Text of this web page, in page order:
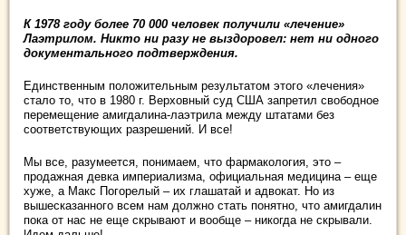
К 1978 году более 70 000 человек получили «лечение»
Лаэтрилом. Никто ни разу не выздоровел: нет ни одного
документального подтверждения.
Единственным положительным результатом этого «лечения»
стало то, что в 1980 г. Верховный суд США запретил свободное
перемещение амигдалина-лаэтрила между штатами без
соответствующих разрешений. И все!
Мы все, разумеется, понимаем, что фармакология, это –
продажная девка империализма, официальная медицина – еще
хуже, а Макс Погорелый – их глашатай и адвокат. Но из
вышесказанного всем нам должно стать понятно, что амигдалин
пока от нас не еще скрывают и вообще – никогда не скрывали.